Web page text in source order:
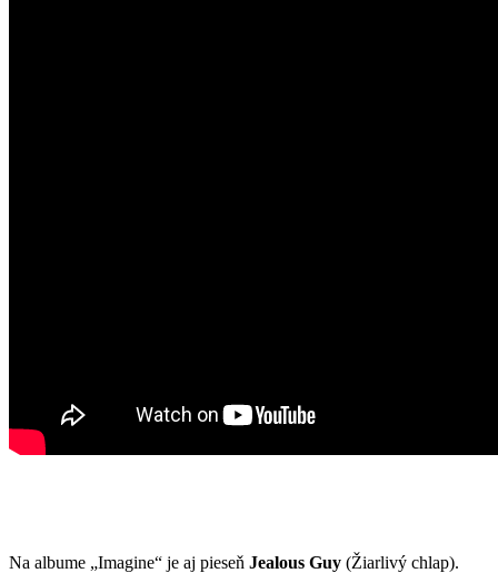
Na albume „Imagine“ je aj pieseň Jealous Guy (Žiarlivý chlap).